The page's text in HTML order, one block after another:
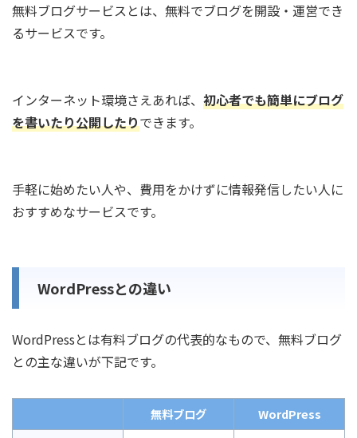
無料ブログサービスとは、無料でブログを開設・運営でき
るサービスです。
インターネット環境さえあれば、 初心者でも簡単にブログ
を書いたり公開したりできます。
手軽に始めたい人や、費用をかけずに情報発信したい人に
おすすめなサービスです。
WordPressとの違い
WordPressとは有料ブログの代表的なもので、無料ブログ
との主な違いが下記です。
無料ブログ WordPress